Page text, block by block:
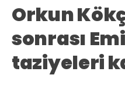
Orkun
sonrası
taziyeleri